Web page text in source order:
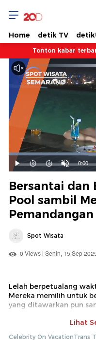
Home detik TV
Tonton kabar
Mainkan
Suara
Hidup
Waktu
ini
0:00
Bersantai dan
Pool sambil
Spot Wisata
0 Views | Senin, 15 Sep
Lelah berpetualang
Mereka memilih untuk
yang ditawarkan pun
Dok : Celebrity onLihat
Celebrity On VacationTrans